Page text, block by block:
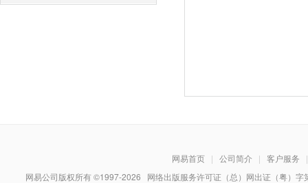
网易首页 | 公司简介 | 客户服务
|
网易公司版权所有 ©1997-2026 网络出版服务许可证（总）网出证（粤）